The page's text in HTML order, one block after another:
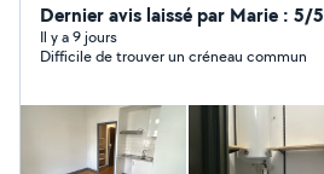
Dernier avis laissé par Marie : 5/5
Il y a 9 jours
Difficile de trouver un créneau commun